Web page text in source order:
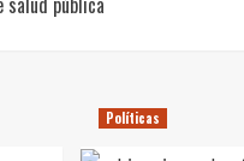
Políticas